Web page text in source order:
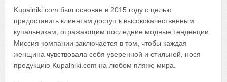
Kupalniki.com был основан в 2015 году с целью
предоставить клиентам доступ к высококачественным
купальникам, отражающим последние модные тенденции.
Миссия компании заключается в том, чтобы каждая
женщина чувствовала себя уверенной и стильной, нося
продукцию Kupalniki.com на любом пляже мира.